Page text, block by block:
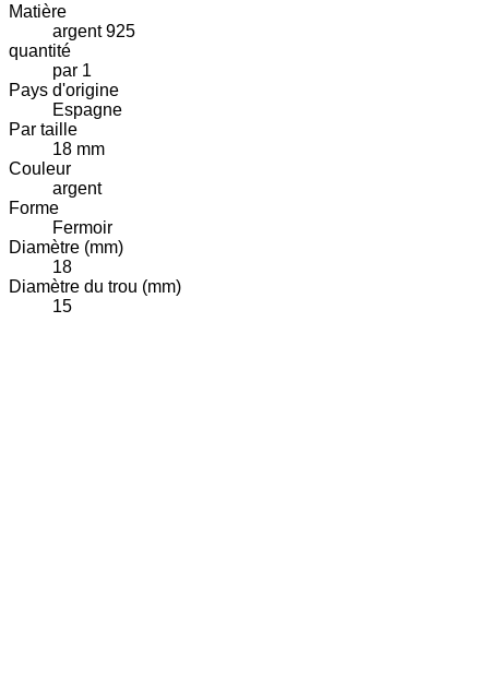
Matière
argent 925
quantité
par 1
Pays d'origine
Espagne
Par taille
18 mm
Couleur
argent
Forme
Fermoir
Diamètre (mm)
18
Diamètre du trou (mm)
15